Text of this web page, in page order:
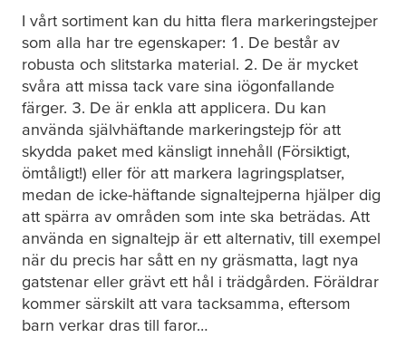
I vårt sortiment kan du hitta flera markeringstejper
som alla har tre egenskaper: 1. De består av
robusta och slitstarka material. 2. De är mycket
svåra att missa tack vare sina iögonfallande
färger. 3. De är enkla att applicera. Du kan
använda självhäftande markeringstejp för att
skydda paket med känsligt innehåll (Försiktigt,
ömtåligt!) eller för att markera lagringsplatser,
medan de icke-häftande signaltejperna hjälper dig
att spärra av områden som inte ska beträdas. Att
använda en signaltejp är ett alternativ, till exempel
när du precis har sått en ny gräsmatta, lagt nya
gatstenar eller grävt ett hål i trädgården. Föräldrar
kommer särskilt att vara tacksamma, eftersom
barn verkar dras till faror…